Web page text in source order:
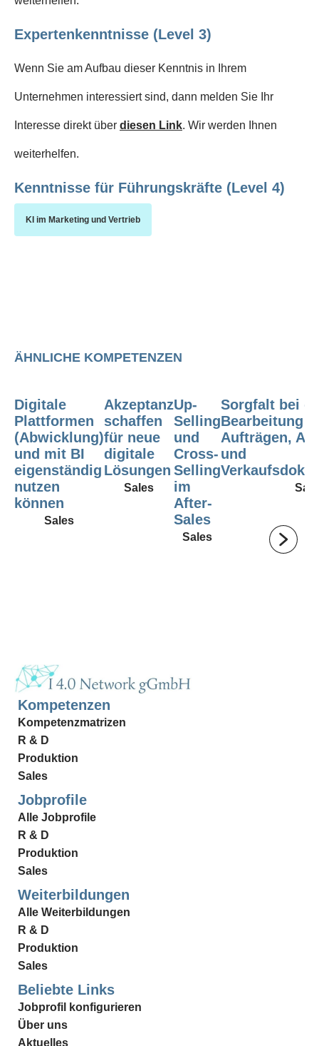
Expertenkenntnisse (Level 3)
Wenn Sie am Aufbau dieser Kenntnis in Ihrem
Unternehmen interessiert sind, dann melden Sie Ihr
Interesse direkt über diesen Link. Wir werden Ihnen
weiterhelfen.
Kenntnisse für Führungskräfte (Level 4)
KI im Marketing und Vertrieb
ÄHNLICHE KOMPETENZEN
Digitale
Plattformen
(Abwicklung)
und mit BI
eigenständig
nutzen
können
Sales
Akzeptanz
schaffen
für neue
digitale
Lösungen
Sales
Up-
Selling
und
Cross-
Selling
im
After-
Sales
Sales
Sorgfalt bei
Bearbeitung
Aufträgen,
und
Kompetenzen
Kompetenzmatrizen
R & D
Produktion
Sales
Jobprofile
Alle Jobprofile
R & D
Produktion
Sales
Weiterbildungen
Alle Weiterbildungen
R & D
Produktion
Sales
Beliebte Links
Jobprofil konfigurieren
Über uns
Aktuelles